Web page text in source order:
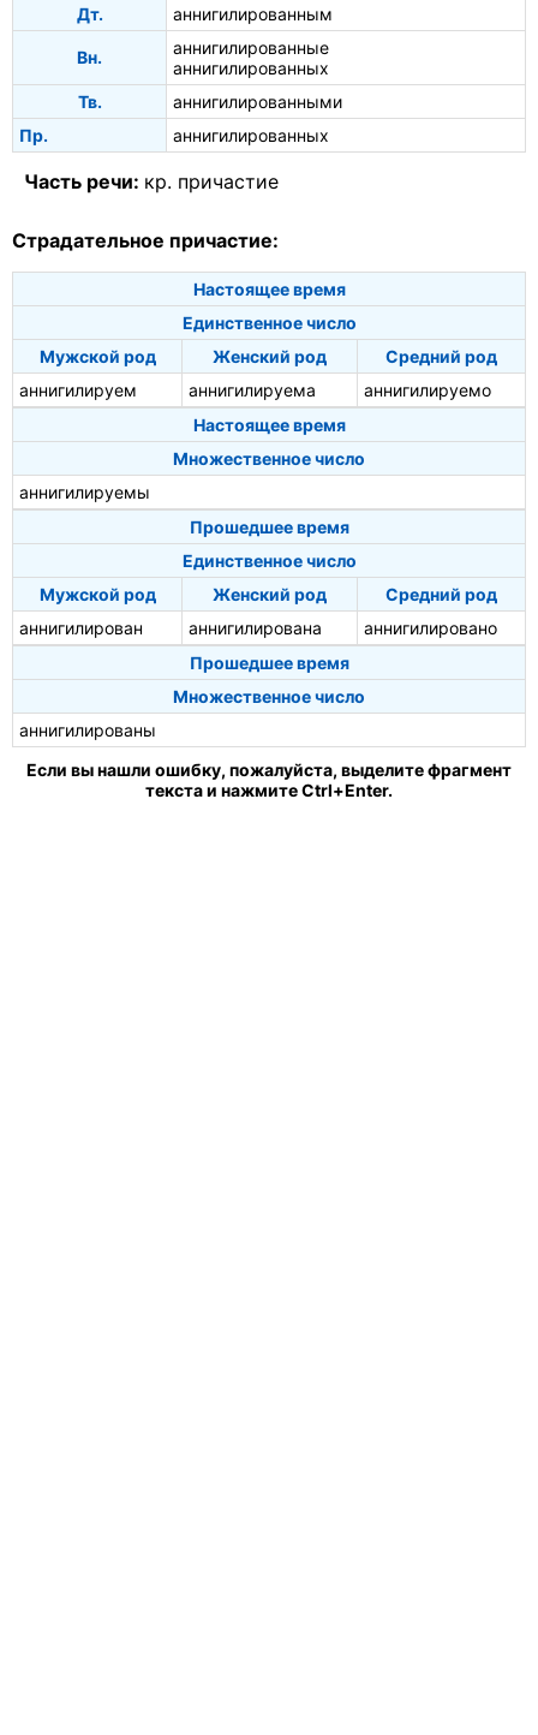
Дт.
аннигилированным
Вн.
аннигилированные
аннигилированных
Тв.
аннигилированными
Пр.
аннигилированных
Часть речи: кр. причастие
Страдательное причастие:
Настоящее время
Единственное число
Мужской род
Женский род
Средний род
аннигилируем
аннигилируема
аннигилируемо
Настоящее время
Множественное число
аннигилируемы
Прошедшее время
Единственное число
Мужской род
Женский род
Средний род
аннигилирован
аннигилирована
аннигилировано
Прошедшее время
Множественное число
аннигилированы
Если вы нашли ошибку, пожалуйста, выделите фрагмент
текста и нажмите Ctrl+Enter.